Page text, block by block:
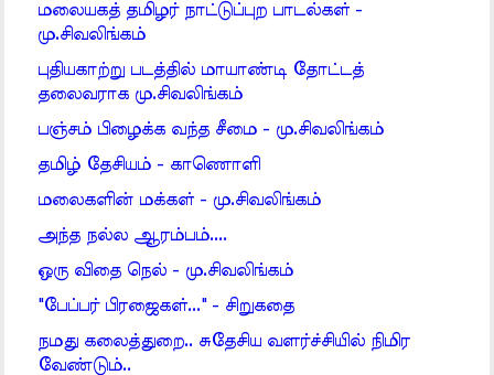
மலையகத் தமிழர் நாட்டுப்புற பாடல்கள் -
மு.சிவலிங்கம்
புதியகாற்று படத்தில் மாயாண்டி தோட்டத்
தலைவராக மு.சிவலிங்கம்
பஞ்சம் பிழைக்க வந்த சீமை - மு.சிவலிங்கம்
தமிழ் தேசியம் - காணொளி
மலைகளின் மக்கள் - மு.சிவலிங்கம்
அந்த நல்ல ஆரம்பம்....
ஒரு விதை நெல் - மு.சிவலிங்கம்
"பேப்பர் பிரஜைகள்..." - சிறுகதை
நமது கலைத்துறை.. சுதேசிய வளர்ச்சியில் நிமிர
வேண்டும்..